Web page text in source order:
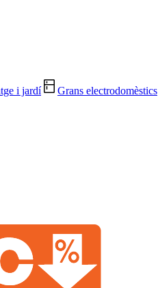
i jardí Grans electrodomèstics